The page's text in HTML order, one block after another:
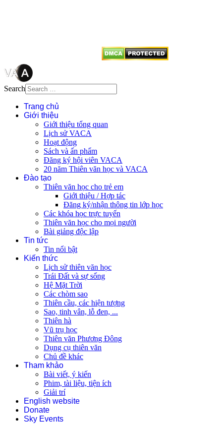
Search
Trang chủ
Giới thiệu
Giới thiệu tổng quan
Lịch sử VACA
Hoạt động
Sách và ấn phẩm
Đăng ký hội viên VACA
20 năm Thiên văn học và VACA
Đào tạo
Thiên văn học cho trẻ em
Giới thiệu / Hợp tác
Đăng ký/nhận thông tin lớp học
Các khóa học trực tuyến
Thiên văn học cho mọi người
Bài giảng độc lập
Tin tức
Tin nổi bật
Kiến thức
Lịch sử thiên văn học
Trái Đất và sự sống
Hệ Mặt Trời
Các chòm sao
Thiên cầu, các hiện tượng
Sao, tinh vân, lỗ đen, ...
Thiên hà
Vũ trụ học
Thiên văn Phương Đông
Dụng cụ thiên văn
Chủ đề khác
Tham khảo
Bài viết, ý kiến
Phim, tài liệu, tiện ích
Giải trí
English website
Donate
Sky Events